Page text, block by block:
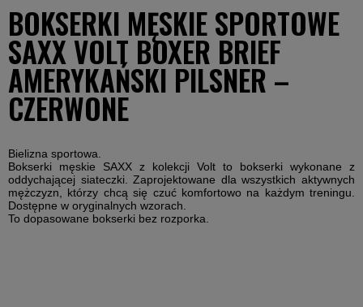
BOKSERKI MĘSKIE SPORTOWE
SAXX VOLT BOXER BRIEF
AMERYKAŃSKI PILSNER –
CZERWONE
Bielizna sportowa.
Bokserki męskie SAXX z kolekcji Volt to bokserki wykonane z
oddychającej siateczki. Zaprojektowane dla wszystkich aktywnych
mężczyzn, którzy chcą się czuć komfortowo na każdym treningu.
Dostępne w oryginalnych wzorach.
To dopasowane bokserki bez rozporka.